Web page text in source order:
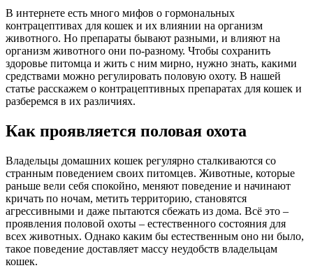
В интернете есть много мифов о гормональных
контрацептивах для кошек и их влиянии на организм
животного. Но препараты бывают разными, и влияют на
организм животного они по-разному. Чтобы сохранить
здоровье питомца и жить с ним мирно, нужно знать, какими
средствами можно регулировать половую охоту. В нашей
статье расскажем о контрацептивных препаратах для кошек и
разберемся в их различиях.
Как проявляется половая охота
Владельцы домашних кошек регулярно сталкиваются со
странным поведением своих питомцев. Животные, которые
раньше вели себя спокойно, меняют поведение и начинают
кричать по ночам, метить территорию, становятся
агрессивными и даже пытаются сбежать из дома. Всё это –
проявления половой охоты – естественного состояния для
всех животных. Однако каким бы естественным оно ни было,
такое поведение доставляет массу неудобств владельцам
кошек.